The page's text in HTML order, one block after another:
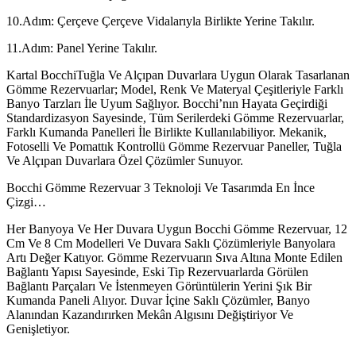
10.Adım: Çerçeve Çerçeve Vidalarıyla Birlikte Yerine Takılır.
11.Adım: Panel Yerine Takılır.
Kartal BocchiTuğla Ve Alçıpan Duvarlara Uygun Olarak Tasarlanan
Gömme Rezervuarlar; Model, Renk Ve Materyal Çeşitleriyle Farklı
Banyo Tarzları İle Uyum Sağlıyor. Bocchi’nın Hayata Geçirdiği
Standardizasyon Sayesinde, Tüm Serilerdeki Gömme Rezervuarlar,
Farklı Kumanda Panelleri İle Birlikte Kullanılabiliyor. Mekanik,
Fotoselli Ve Pomattık Kontrollü Gömme Rezervuar Paneller, Tuğla
Ve Alçıpan Duvarlara Özel Çözümler Sunuyor.
Bocchi Gömme Rezervuar 3 Teknoloji Ve Tasarımda En İnce
Çizgi…
Her Banyoya Ve Her Duvara Uygun Bocchi Gömme Rezervuar, 12
Cm Ve 8 Cm Modelleri Ve Duvara Saklı Çözümleriyle Banyolara
Artı Değer Katıyor. Gömme Rezervuarın Sıva Altına Monte Edilen
Bağlantı Yapısı Sayesinde, Eski Tip Rezervuarlarda Görülen
Bağlantı Parçaları Ve İstenmeyen Görüntülerin Yerini Şık Bir
Kumanda Paneli Alıyor. Duvar İçine Saklı Çözümler, Banyo
Alanından Kazandırırken Mekân Algısını Değiştiriyor Ve
Genişletiyor.